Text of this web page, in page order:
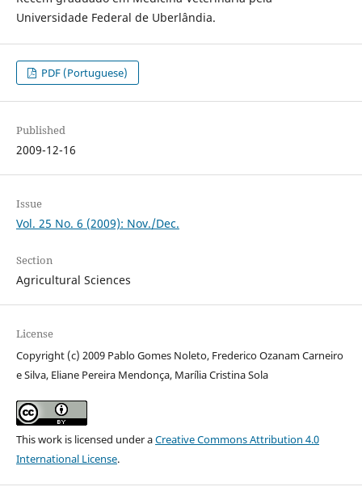
Universidade Federal de Uberlândia.
PDF (Portuguese)
Published
2009-12-16
Issue
Vol. 25 No. 6 (2009): Nov./Dec.
Section
Agricultural Sciences
License
Copyright (c) 2009 Pablo Gomes Noleto, Frederico Ozanam Carneiro
e Silva, Eliane Pereira Mendonça, Marília Cristina Sola
This work is licensed under aCreative Commons Attribution 4.0
International License.